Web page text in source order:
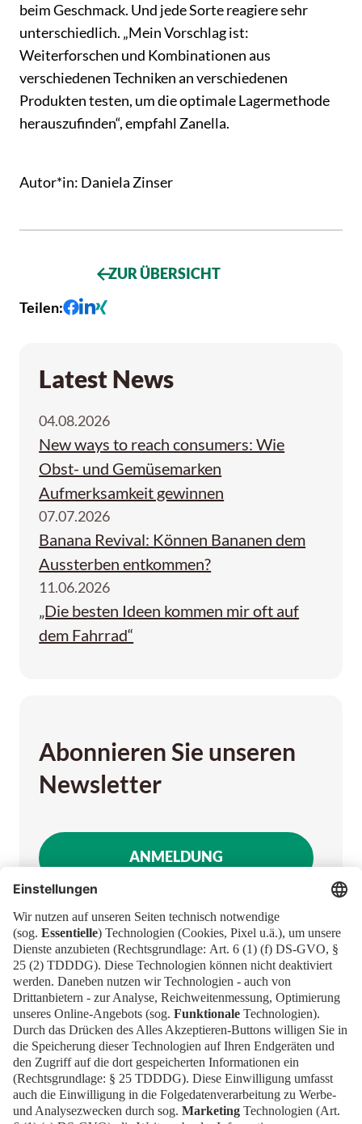
beim Geschmack. Und jede Sorte reagiere sehr
unterschiedlich. „Mein Vorschlag ist:
Weiterforschen und Kombinationen aus
verschiedenen Techniken an verschiedenen
Produkten testen, um die optimale Lagermethode
herauszufinden“, empfahl Zanella.
Autor*in: Daniela Zinser
ZUR ÜBERSICHT
Teilen:
Latest News
04.08.2026
New ways to reach consumers: Wie
Obst- und Gemüsemarken
Aufmerksamkeit gewinnen
07.07.2026
Banana Revival: Können Bananen dem
Aussterben entkommen?
11.06.2026
„Die besten Ideen kommen mir oft auf
dem Fahrrad“
Abonnieren Sie unseren
Newsletter
ANMELDUNG
NewsblogKontakt
EN
NewsletterImpressumNewsDownloads FAQ
DatenschutzCookies
Erklärung zur BarrierefreiheitBarrierefrei